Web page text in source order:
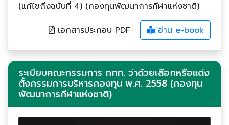
(แก้ไขถึงฉบับที่ 4) (กองทุนพัฒนาการกีฬาแห่งชาติ)
เอกสารประกอบ PDF
อ่าน e-book
ระเบียบคณะกรรมการ กกท. ว่าด้วยเลือกหรือแต่ง
ตั้งกรรมการบริหารกองทุน พ.ศ. 2558 (กองทุน
พัฒนาการกีฬาแห่งชาติ)